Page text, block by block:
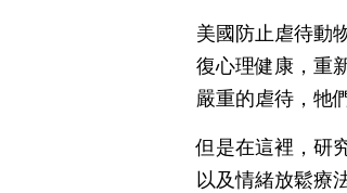
美國防止虐待動
復心理健康，重
嚴重的虐待，牠
但是在這裡，研
以及情緒放鬆療